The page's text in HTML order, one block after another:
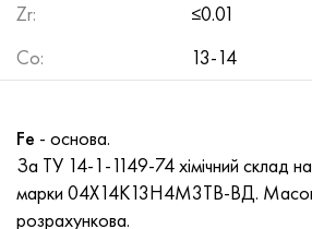
Zr:
≤0.01
Co: 13-14
Fe - основа.
За ТУ 14-1-1149-74 хімічний склад
марки 04Х14К13Н4М3ТВ-ВД.
розрахункова.
Хастеллой b2
Хастеллой b3
Хастеллой c4
Хастеллой c22
38ХН3МФА, 35nicrmov12-5
40Г, 40Mn4, aisi 1035
38ХМ, 42CrMo4, aisi 1.7225
40ХН, 36NiCr6, aisi 3135